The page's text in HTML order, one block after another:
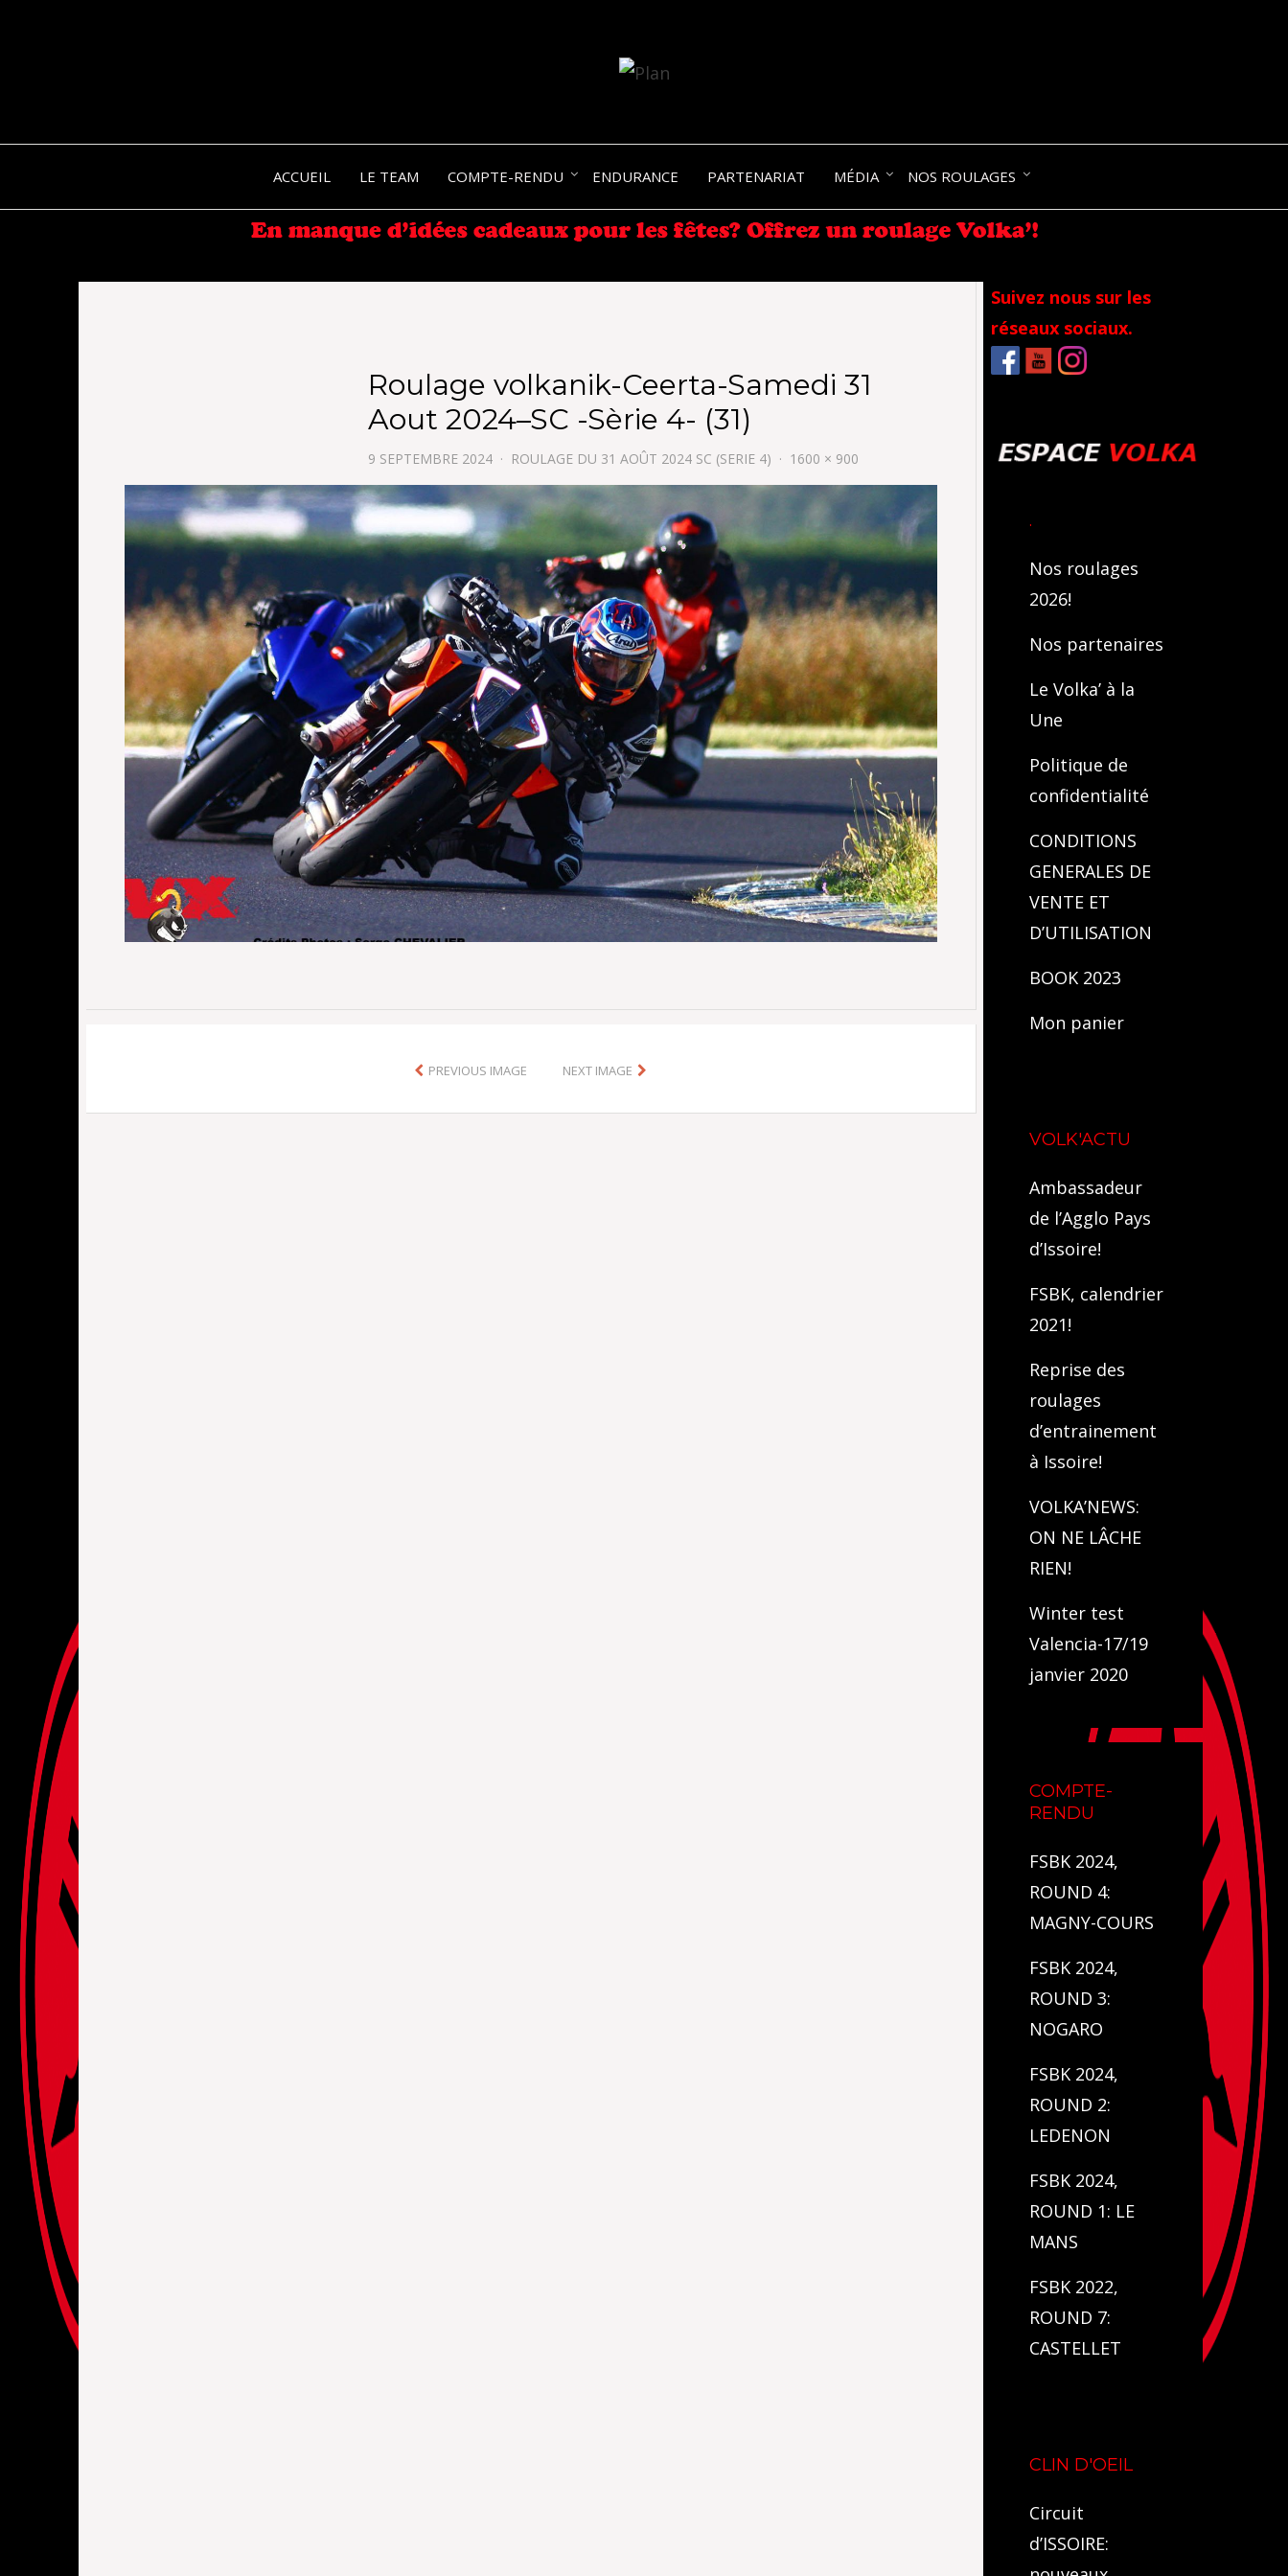
VOLKANIK-
ENDURANCE
ACCUEIL LE TEAM COMPTE-RENDU ENDURANCE PARTENARIAT MÉDIA NOS ROULAGES
Roulage volkanik-Ceerta-Samedi 31
Aout 2024–SC -Sèrie 4- (31)
9 SEPTEMBRE 2024 ROULAGE DU 31 AOÛT 2024 SC (SERIE 4) 1600 × 900
PREVIOUS IMAGE NEXT IMAGE
Suivez nous sur les
réseaux sociaux.
.
Nos roulages
2026!
Nos partenaires
Le Volka’ à la
Une
Politique de
confidentialité
CONDITIONS
GENERALES DE
VENTE ET
D’UTILISATION
BOOK 2023
Mon panier
VOLK'ACTU
Ambassadeur
de l’Agglo Pays
d’Issoire!
FSBK, calendrier
2021!
Reprise des
roulages
d’entrainement
à Issoire!
VOLKA’NEWS:
ON NE LÂCHE
RIEN!
Winter test
Valencia-17/19
janvier 2020
COMPTE-
RENDU
FSBK 2024,
ROUND 4:
MAGNY-COURS
FSBK 2024,
ROUND 3:
NOGARO
FSBK 2024,
ROUND 2:
LEDENON
FSBK 2024,
ROUND 1: LE
MANS
FSBK 2022,
ROUND 7:
CASTELLET
CLIN D'OEIL
Circuit
d’ISSOIRE: